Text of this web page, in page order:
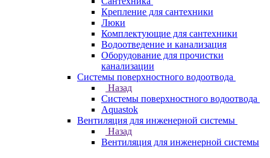
Крепление для сантехники
Люки
Комплектующие для сантехники
Водоотведение и канализация
Оборудование для прочистки
канализации
Системы поверхностного водоотвода
Назад
Системы поверхностного водоотвода
Aquastok
Вентиляция для инженерной системы
Назад
Вентиляция для инженерной системы